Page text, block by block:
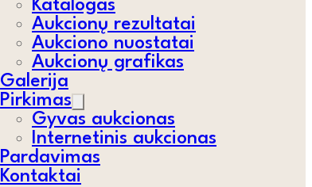
Katalogas
Aukcionų rezultatai
Aukciono nuostatai
Aukcionų grafikas
Galerija
Pirkimas
Gyvas aukcionas
Internetinis aukcionas
Pardavimas
Kontaktai